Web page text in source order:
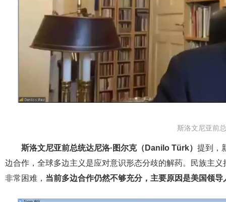
斯洛文尼亚前
斯洛文尼亚前总统达尼洛·图尔克（Danilo Türk） 提到，
边合作，全球多边主义是应对意识形态分歧的解药。民族主
非常困难， 当前多边合作仍然不够充分，主要原因是美国领